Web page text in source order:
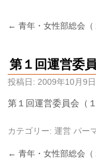
← 青年・女性部総会
第１回運営委
投稿日: 2009年10月9日
第１回運営委員会（
カテゴリー: 運営 パー
← 青年・女性部総会